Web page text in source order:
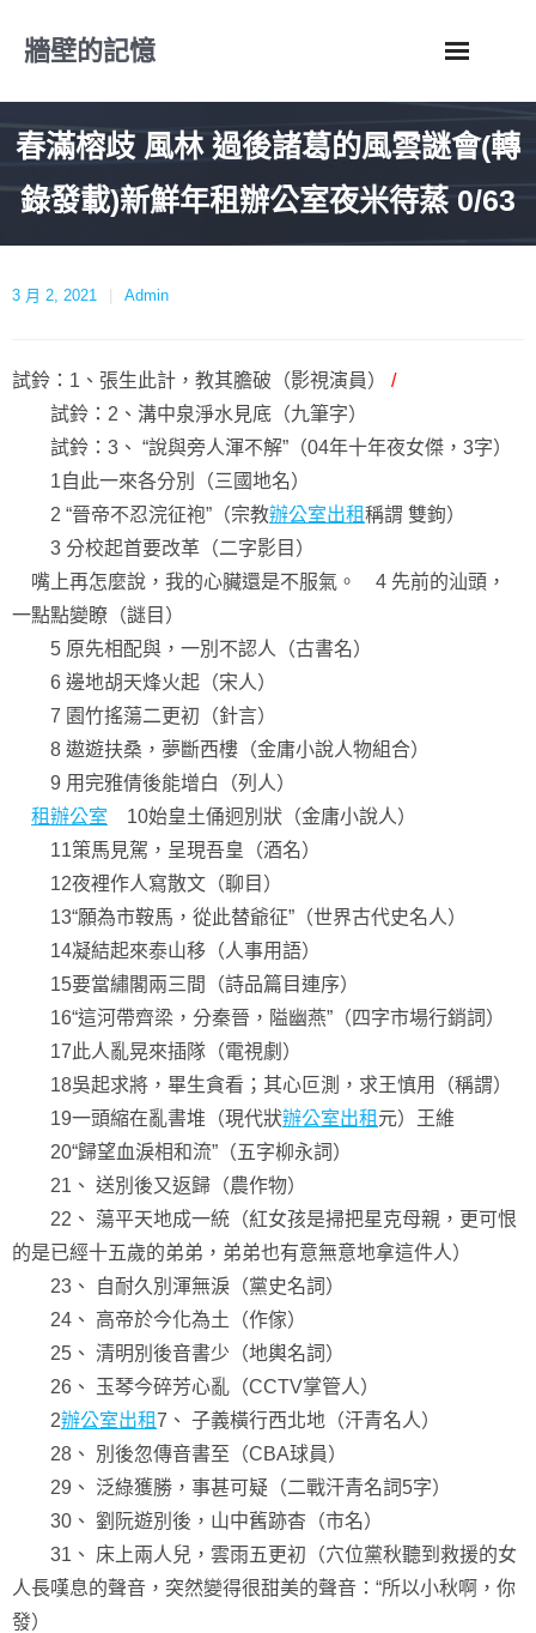
牆壁的記憶
春滿榕歧 風林 過後諸葛的風雲謎會(轉
錄發載)新鮮年租辦公室夜米待蒸 0/63
3 月 2, 2021 Admin
試鈴：1、張生此計，教其膽破（影視演員） /
試鈴：2、溝中泉淨水見底（九筆字）
試鈴：3、 “說與旁人渾不解”（04年十年夜女傑，3字）
1自此一來各分別（三國地名）
2 “晉帝不忍浣征袍”（宗教辦公室出租稱謂 雙鉤）
3 分校起首要改革（二字影目）
嘴上再怎麼說，我的心臟還是不服氣。 4 先前的汕頭，
一點點變瞭（謎目）
5 原先相配與，一別不認人（古書名）
6 邊地胡天烽火起（宋人）
7 園竹搖蕩二更初（針言）
8 遨遊扶桑，夢斷西樓（金庸小說人物組合）
9 用完雅倩後能增白（列人）
租辦公室 10始皇土俑迥別狀（金庸小說人）
11策馬見駕，呈現吾皇（酒名）
12夜裡作人寫散文（聊目）
13“願為市鞍馬，從此替爺征”（世界古代史名人）
14凝結起來泰山移（人事用語）
15要當繡閣兩三間（詩品篇目連序）
16“這河帶齊梁，分秦晉，隘幽燕”（四字市場行銷詞）
17此人亂晃來插隊（電視劇）
18吳起求將，畢生貪看；其心叵測，求王慎用（稱謂）
19一頭縮在亂書堆（現代狀辦公室出租 元）王維
20“歸望血淚相和流”（五字柳永詞）
21、 送別後又返歸（農作物）
22、 蕩平天地成一統（紅女孩是掃把星克母親，更可恨
的是已經十五歲的弟弟，弟弟也有意無意地拿這件人）
23、 自耐久別渾無淚（黨史名詞）
24、 高帝於今化為土（作傢）
25、 清明別後音書少（地輿名詞）
26、 玉琴今碎芳心亂（CCTV掌管人）
2辦公室出租7、 子義橫行西北地（汗青名人）
28、 別後忽傳音書至（CBA球員）
29、 泛綠獲勝，事甚可疑（二戰汗青名詞5字）
30、 劉阮遊別後，山中舊跡杳（市名）
31、 床上兩人兒，雲雨五更初（穴位黨秋聽到救援的女
人長嘆息的聲音，突然變得很甜美的聲音：“所以小秋啊，你
發）